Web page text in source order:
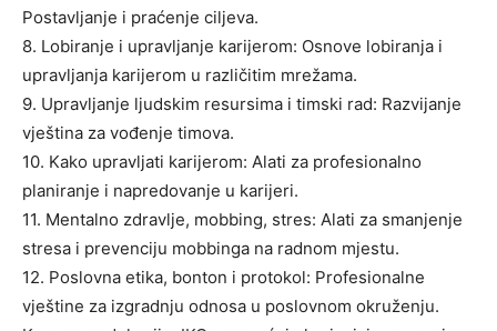
Postavljanje i praćenje ciljeva.
8. Lobiranje i upravljanje karijerom: Osnove lobiranja i
upravljanja karijerom u različitim mrežama.
9. Upravljanje ljudskim resursima i timski rad: Razvijanje
vještina za vođenje timova.
10. Kako upravljati karijerom: Alati za profesionalno
planiranje i napredovanje u karijeri.
11. Mentalno zdravlje, mobbing, stres: Alati za smanjenje
stresa i prevenciju mobbinga na radnom mjestu.
12. Poslovna etika, bonton i protokol: Profesionalne
vještine za izgradnju odnosa u poslovnom okruženju.